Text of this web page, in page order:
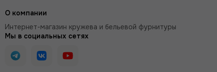
О компании
Интернет-магазин кружева и бельевой фурнитуры
Мы в социальных сетях